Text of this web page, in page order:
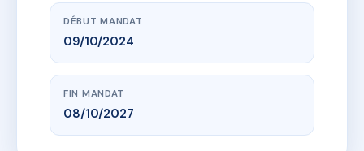
DÉBUT MANDAT
09/10/2024
FIN MANDAT
08/10/2027